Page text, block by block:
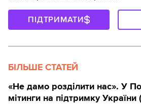
ПІДТРИМАТИ
БІЛЬШЕ СТАТЕЙ
«Не дамо розділити нас». У
мітинги на підтримку